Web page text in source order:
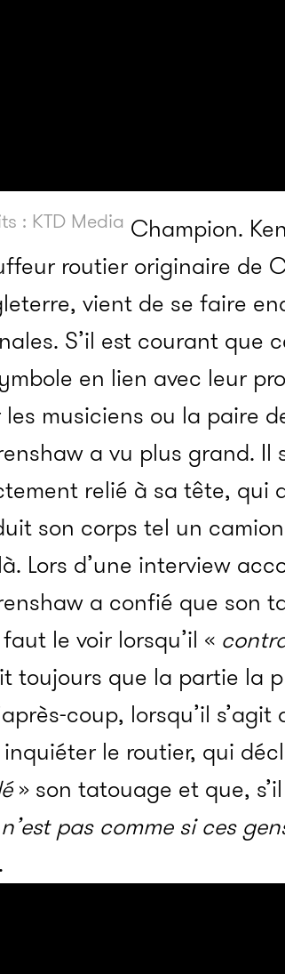
: KTD Media Champion.
routier originaire de
vient de se faire
S’il est courant que
en lien avec leur
les musiciens ou la paire
a vu plus grand. Il
relié à sa tête, qui
son corps tel un
Lors d’une interview
a confié que son
faut le voir lorsqu’il «
toujours que la partie la
coup, lorsqu’il
le routier, qui
» son tatouage et que,
pas comme si ces